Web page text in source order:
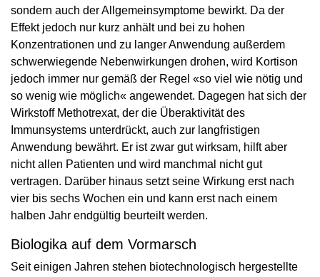
sondern auch der Allgemeinsymptome bewirkt. Da der
Effekt jedoch nur kurz anhält und bei zu hohen
Konzentrationen und zu langer Anwendung außerdem
schwerwiegende Nebenwirkungen drohen, wird Kortison
jedoch immer nur gemäß der Regel «so viel wie nötig und
so wenig wie möglich« angewendet. Dagegen hat sich der
Wirkstoff Methotrexat, der die Überaktivität des
Immunsystems unterdrückt, auch zur langfristigen
Anwendung bewährt. Er ist zwar gut wirksam, hilft aber
nicht allen Patienten und wird manchmal nicht gut
vertragen. Darüber hinaus setzt seine Wirkung erst nach
vier bis sechs Wochen ein und kann erst nach einem
halben Jahr endgültig beurteilt werden.
Biologika auf dem Vormarsch
Seit einigen Jahren stehen biotechnologisch hergestellte